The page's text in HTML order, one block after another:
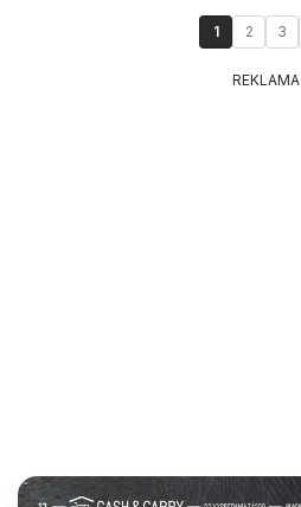
1 2 3
REKLAMA